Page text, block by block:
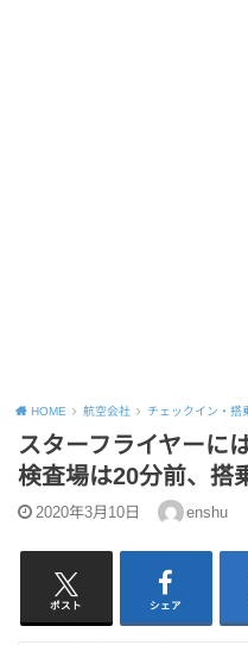
HOME 航空会社 チェックイン・搭
スターフライヤーに
検査場は20分前、搭
2020年3月10日 enshu
ポスト シェア